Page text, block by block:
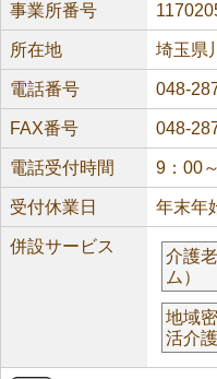
事業所番号
所在地 埼玉県
電話番号 048-
FAX番号 048-
電話受付時間 9：00
受付休業日 年末年
併設サービス
介護
ム）
地域
活介護